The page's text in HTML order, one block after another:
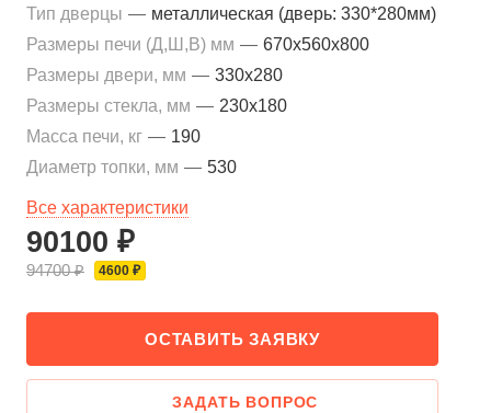
Тип дверцы — металлическая (дверь: 330*280мм)
Размеры печи (Д,Ш,В) мм — 670x560x800
Размеры двери, мм — 330x280
Размеры стекла, мм — 230x180
Масса печи, кг — 190
Диаметр топки, мм — 530
Все характеристики
90100 ₽
94700 ₽ 4600 ₽
ОСТАВИТЬ ЗАЯВКУ
ЗАДАТЬ ВОПРОС